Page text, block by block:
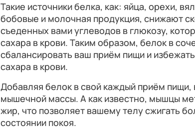
Такие источники белка, как: яйца, орехи,
бобовые и молочная продукция, снижают
съеденных вами углеводов в глюкозу,
сахара в крови. Таким образом, белок в
сбалансировать ваш приём пищи и
сахара в крови.
Добавляя белок в свой каждый приём
мышечной массы. А как известно, мышцы
жир, что позволяет вашему телу сжигать
состоянии покоя.